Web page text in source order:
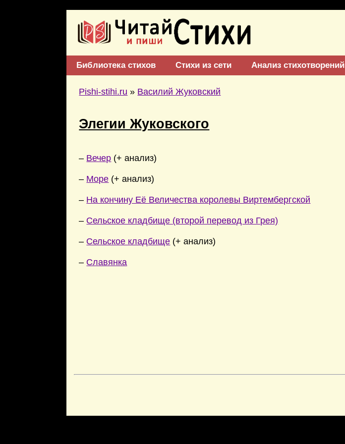
Библиотека стихов Стихи из сети Анализ стихотворений
Pishi-stihi.ru » Василий Жуковский
Элегии Жуковского
– Вечер (+ анализ)
– Море (+ анализ)
– На кончину Её Величества королевы Виртембергской
– Сельское кладбище (второй перевод из Грея)
– Сельское кладбище (+ анализ)
– Славянка